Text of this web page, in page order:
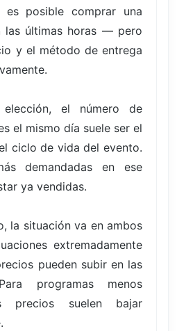
es posible comprar una
las últimas horas — pero
y el método de entrega
el número de
el mismo día suele ser el
ciclo de vida del evento.
demandadas en ese
ya vendidas.
la situación va en ambos
extremadamente
pueden subir en las
programas menos
precios suelen bajar